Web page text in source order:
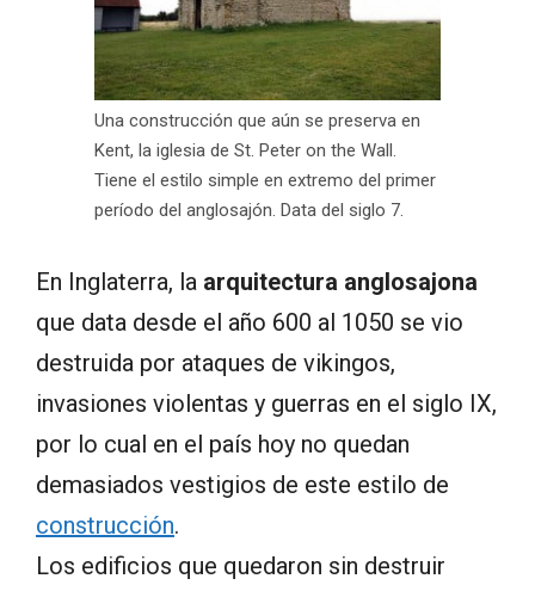
Una construcción que aún se preserva en
Kent, la iglesia de St. Peter on the Wall.
Tiene el estilo simple en extremo del primer
período del anglosajón. Data del siglo 7.
En Inglaterra, la arquitectura anglosajona
que data desde el año 600 al 1050 se vio
destruida por ataques de vikingos,
invasiones violentas y guerras en el siglo IX,
por lo cual en el país hoy no quedan
demasiados vestigios de este estilo de
construcción.
Los edificios que quedaron sin destruir